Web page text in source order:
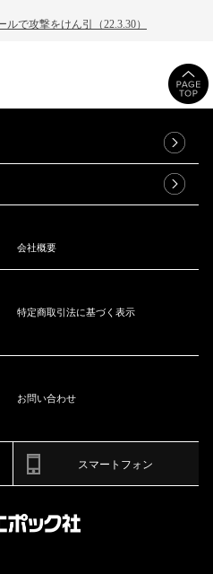
で攻撃をけん引（22.3.30）
会社概要
特定商取引法に基づく表示
お問い合わせ
スマートフォン